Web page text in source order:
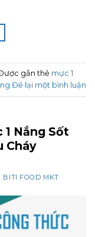
gắn thẻ mực 1
Để lại một bình luận
1 Nắng Sốt
Cháy
BITI FOOD MKT